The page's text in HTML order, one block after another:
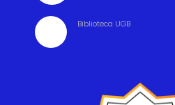
Biblioteca UGB